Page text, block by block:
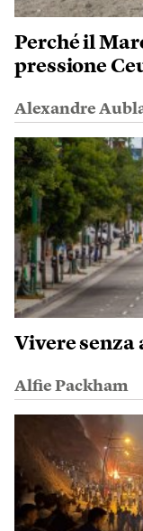
Perché il
pressione
Alexandre
Vivere senza
Alfie Packham